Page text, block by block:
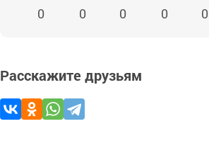
0 0 0 0 0
Расскажите друзьям